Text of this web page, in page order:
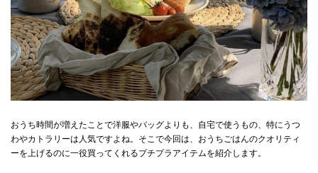
おうち時間が増えたことで洋服やバッグよりも、自宅で使うもの、特にうつ
わやカトラリーは人気ですよね。そこで今回は、おうちごはんのクオリティ
ーを上げるのに一役買ってくれるプチプラアイテムを紹介します。